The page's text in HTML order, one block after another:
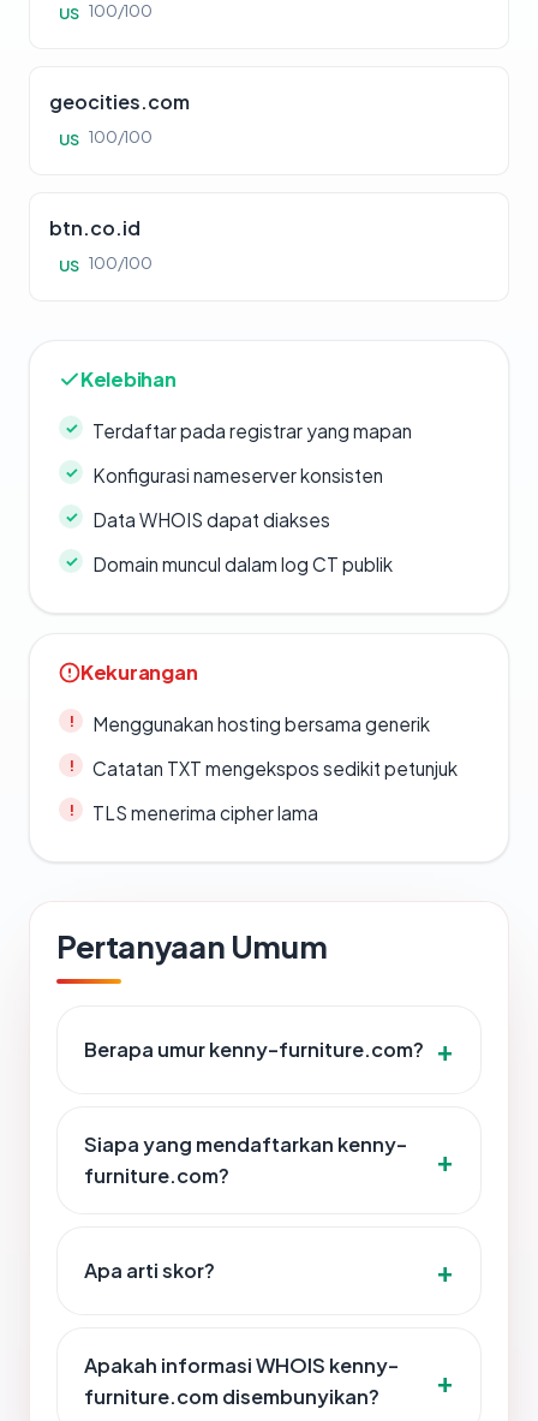
US 100/100
geocities.com
US 100/100
btn.co.id
US 100/100
Kelebihan
Terdaftar pada registrar yang mapan
Konfigurasi nameserver konsisten
Data WHOIS dapat diakses
Domain muncul dalam log CT publik
Kekurangan
Menggunakan hosting bersama generik
Catatan TXT mengekspos sedikit petunjuk
TLS menerima cipher lama
Pertanyaan Umum
Berapa umur kenny-furniture.com?
Siapa yang mendaftarkan kenny-
furniture.com?
Apa arti skor?
Apakah informasi WHOIS kenny-
furniture.com disembunyikan?